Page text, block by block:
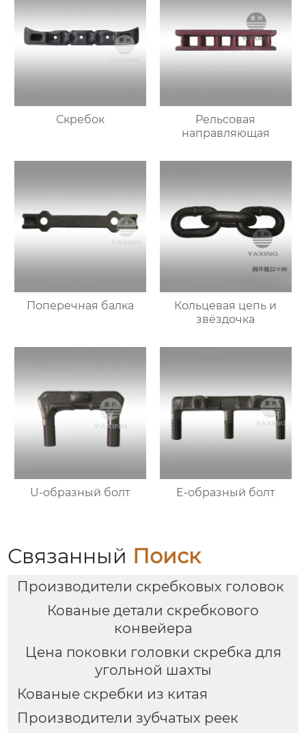
Скребок
Рельсовая
направляющая
Поперечная балка
Кольцевая цепь и
звёздочка
U-образный болт E-образный болт
Связанный Поиск
Производители скребковых головок
Кованые детали скребкового
конвейера
Цена поковки головки скребка для
угольной шахты
Кованые скребки из китая
Производители зубчатых реек